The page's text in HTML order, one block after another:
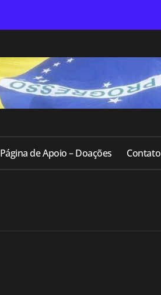
Página de Apoio – Doações Contato